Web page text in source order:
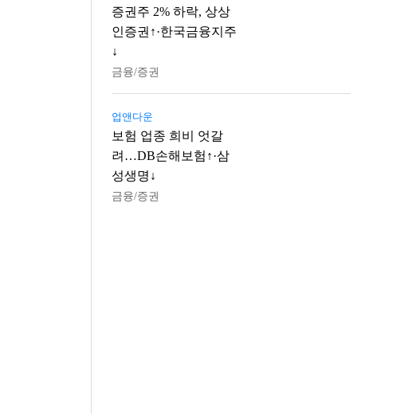
증권주 2% 하락, 상상
인증권↑·한국금융지주
↓
금융/증권
업앤다운
보험 업종 희비 엇갈
려…DB손해보험↑·삼
성생명↓
금융/증권